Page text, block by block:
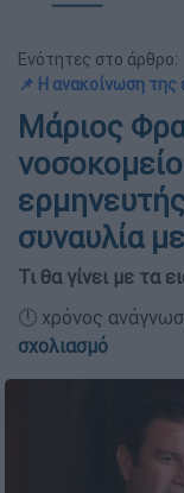
Ενότητες στο άρθρο:
📌 Η ανακοίνωση της
Μάριος
συναυλία
Τι θα γίνει με τα
🕛 χρόνος
σχολιασμό